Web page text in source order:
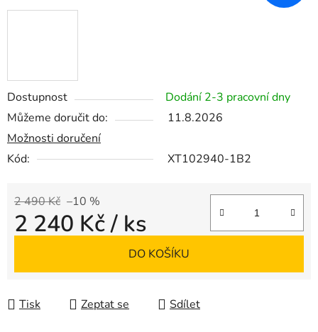
Dostupnost
Dodání 2-3 pracovní dny
Můžeme doručit do:
11.8.2026
Možnosti doručení
Kód:
XT102940-1B2
2 490 Kč –10 %
2 240 Kč/ ks
DO KOŠÍKU
Tisk Zeptat se Sdílet